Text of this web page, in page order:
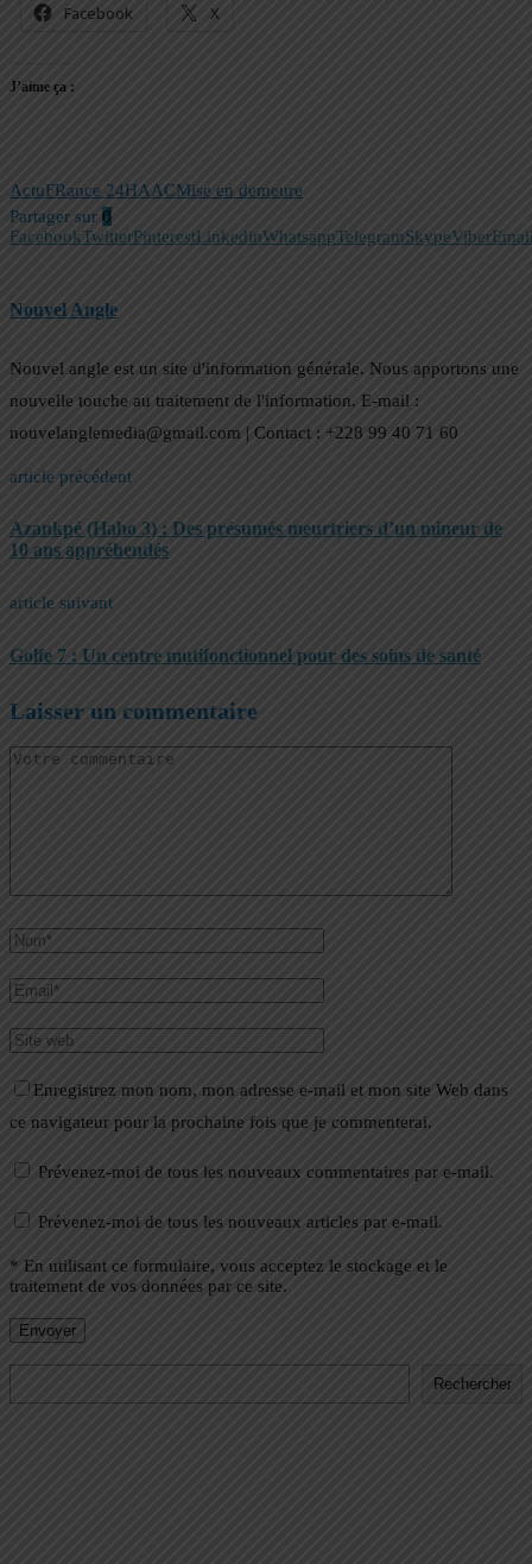
Facebook X
J’aime ça :
ActuFRance 24HAACMise en demeure
Partager sur 0
FacebookTwitterPinterestLinkedinWhatsappTelegramSkypeViber
Nouvel Angle
Nouvel angle est un site d'information générale. Nous apportons une
nouvelle touche au traitement de l'information. E-mail :
nouvelanglemedia@gmail.com | Contact : +228 99 40 71 60
article précédent
Azankpé (Haho 3) : Des présumés meurtriers d’un mineur de
10 ans appréhendés
article suivant
Golfe 7 : Un centre mutifonctionnel pour des soins de santé
Laisser un commentaire
Enregistrez mon nom, mon adresse e-mail et mon site Web dans
ce navigateur pour la prochaine fois que je commenterai.
Prévenez-moi de tous les nouveaux commentaires par e-mail.
Prévenez-moi de tous les nouveaux articles par e-mail.
* En utilisant ce formulaire, vous acceptez le stockage et le
traitement de vos données par ce site.
Rechercher